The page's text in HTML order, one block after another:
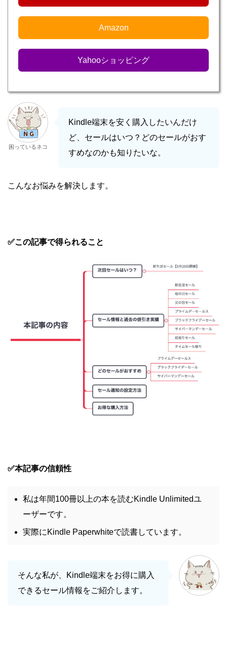
Amazon
Yahooショッピング
困っているネコ
Kindle端末を安く購入したいんだけ
ど、セールはいつ？どのセールがおす
すめなのかも知りたいな。
こんなお悩みを解決します。
✅この記事で得られること
✅本記事の信頼性
私は年間100冊以上の本を読むKindle Unlimitedユ
ーザーです。
実際にKindle Paperwhiteで読書しています。
そんな私が、Kindle端末をお得に購入
できるセール情報をご紹介します。